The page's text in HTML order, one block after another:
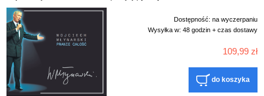
Dostępność: na wyczerpaniu
Wysyłka w: 48 godzin + czas dostawy
109,99 zł
do koszyka